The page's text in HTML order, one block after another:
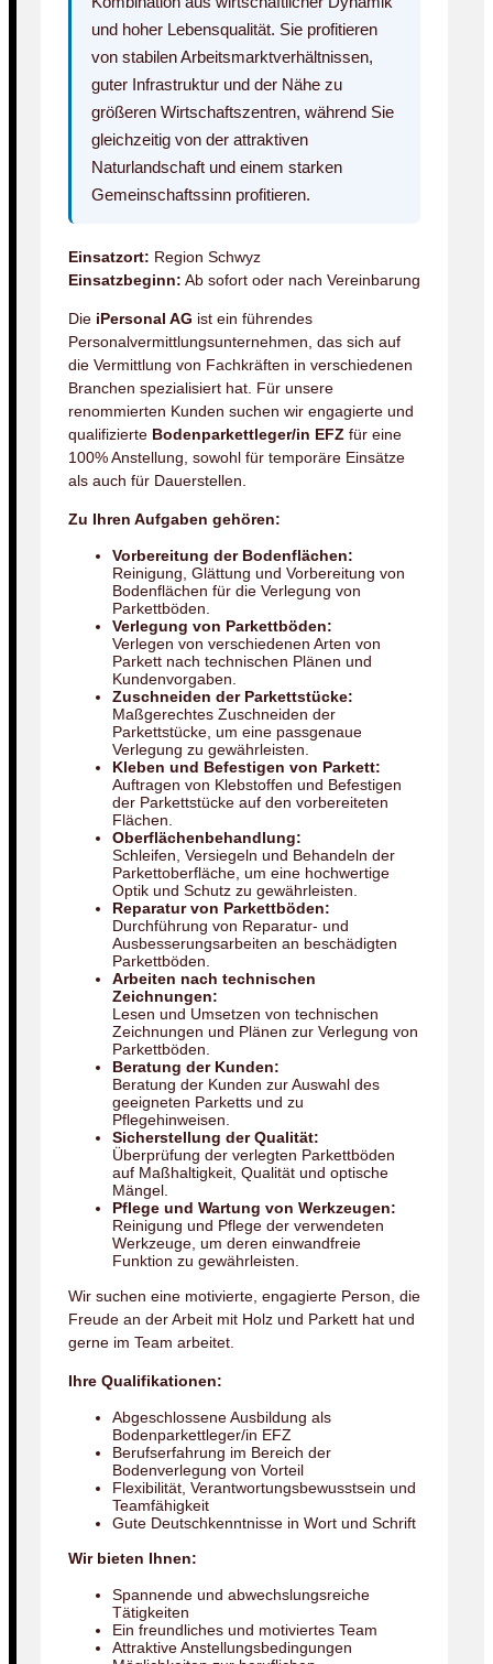
und hoher Lebensqualität. Sie profitieren
von stabilen Arbeitsmarktverhältnissen,
guter Infrastruktur und der Nähe zu
größeren Wirtschaftszentren, während Sie
gleichzeitig von der attraktiven
Naturlandschaft und einem starken
Gemeinschaftssinn profitieren.
Einsatzort: Region Schwyz
Einsatzbeginn: Ab sofort oder nach Vereinbarung
Die iPersonal AG ist ein führendes
Personalvermittlungsunternehmen, das sich auf
die Vermittlung von Fachkräften in verschiedenen
Branchen spezialisiert hat. Für unsere
renommierten Kunden suchen wir engagierte und
qualifizierte Bodenparkettleger/in EFZ für eine
100% Anstellung, sowohl für temporäre Einsätze
als auch für Dauerstellen.
Zu Ihren Aufgaben gehören:
Vorbereitung der Bodenflächen:
Reinigung, Glättung und Vorbereitung von
Bodenflächen für die Verlegung von
Parkettböden.
Verlegung von Parkettböden:
Verlegen von verschiedenen Arten von
Parkett nach technischen Plänen und
Kundenvorgaben.
Zuschneiden der Parkettstücke:
Maßgerechtes Zuschneiden der
Parkettstücke, um eine passgenaue
Verlegung zu gewährleisten.
Kleben und Befestigen von Parkett:
Auftragen von Klebstoffen und Befestigen
der Parkettstücke auf den vorbereiteten
Flächen.
Oberflächenbehandlung:
Schleifen, Versiegeln und Behandeln der
Parkettoberfläche, um eine hochwertige
Optik und Schutz zu gewährleisten.
Reparatur von Parkettböden:
Durchführung von Reparatur- und
Ausbesserungsarbeiten an beschädigten
Parkettböden.
Arbeiten nach technischen
Zeichnungen:
Lesen und Umsetzen von technischen
Zeichnungen und Plänen zur Verlegung von
Parkettböden.
Beratung der Kunden:
Beratung der Kunden zur Auswahl des
geeigneten Parketts und zu
Pflegehinweisen.
Sicherstellung der Qualität:
Überprüfung der verlegten Parkettböden
auf Maßhaltigkeit, Qualität und optische
Mängel.
Pflege und Wartung von Werkzeugen:
Reinigung und Pflege der verwendeten
Werkzeuge, um deren einwandfreie
Funktion zu gewährleisten.
Wir suchen eine motivierte, engagierte Person, die
Freude an der Arbeit mit Holz und Parkett hat und
gerne im Team arbeitet.
Ihre Qualifikationen:
Abgeschlossene Ausbildung als
Bodenparkettleger/in EFZ
Berufserfahrung im Bereich der
Bodenverlegung von Vorteil
Flexibilität, Verantwortungsbewusstsein und
Teamfähigkeit
Gute Deutschkenntnisse in Wort und Schrift
Wir bieten Ihnen:
Spannende und abwechslungsreiche
Tätigkeiten
Ein freundliches und motiviertes Team
Attraktive Anstellungsbedingungen